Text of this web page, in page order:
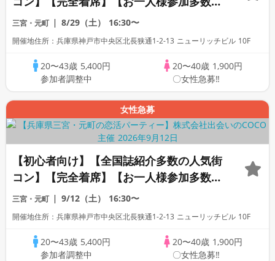
【駅から2分】【コース料理・豊富な飲み
放題】【新築居酒屋貸切】【夜景の見える
り】
三宮・元町 8/29（土） 16:30〜
開催地住所：兵庫県神戸市中央区北長狭通1-2-13 ニューリッチビル 10F
20〜43歳 5,400円
参加者調整中
20〜40歳 1,900円
〇女性急募‼
女性急募
【初心者向け】【全国誌紹介多数の人気街
コン】【完全着席】【お一人様参加多数】
【駅から2分】【コース料理・豊富な飲み
放題】【新築居酒屋貸切】【夜景の見える
り】
三宮・元町 9/12（土） 16:30〜
開催地住所：兵庫県神戸市中央区北長狭通1-2-13 ニューリッチビル 10F
20〜43歳 5,400円
参加者調整中
20〜40歳 1,900円
〇女性急募‼